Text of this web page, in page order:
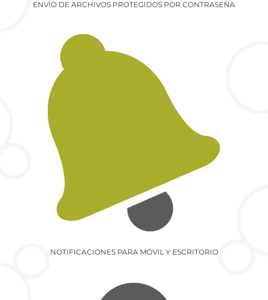
ENVÍO DE ARCHIVOS PROTEGIDOS POR CONTRASEÑA
NOTIFICACIONES PARA MÓVIL Y ESCRITORIO